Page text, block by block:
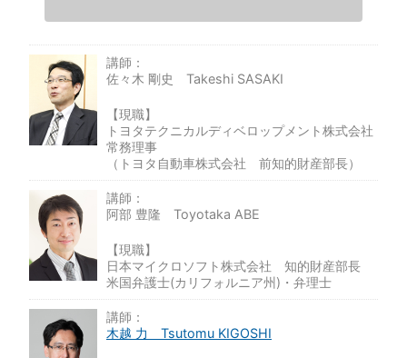
講師：
佐々木 剛史 Takeshi SASAKI
【現職】
トヨタテクニカルディベロップメント株式会社
常務理事
（トヨタ自動車株式会社 前知的財産部長）
講師：
阿部 豊隆 Toyotaka ABE
【現職】
日本マイクロソフト株式会社 知的財産部長
米国弁護士(カリフォルニア州)・弁理士
講師：
木越 力 Tsutomu KIGOSHI